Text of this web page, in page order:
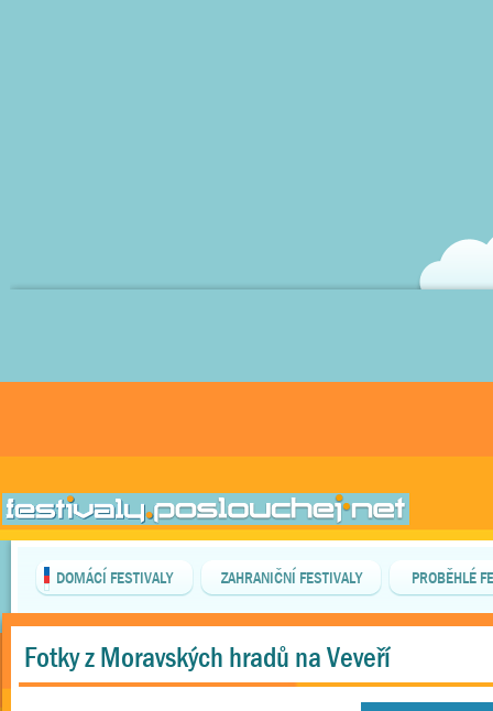
DOMÁCÍ FESTIVALY ZAHRANIČNÍ FESTIVALY PROBĚHLÉ
Fotky z Moravských hradů na Veveří